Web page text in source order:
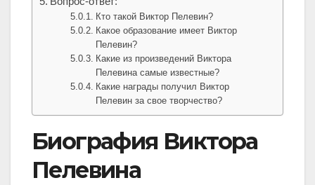
Кто такой Виктор Пелевин?
Какое образование имеет Виктор
Пелевин?
Какие из произведений Виктора
Пелевина самые известные?
Какие награды получил Виктор
Пелевин за свое творчество?
Биография Виктора
Пелевина